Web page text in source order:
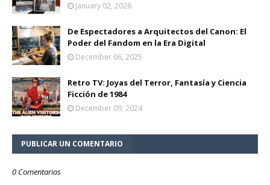
January 02, 2026
De Espectadores a Arquitectos del Canon: El
Poder del Fandom en la Era Digital
December 06, 2025
Retro TV: Joyas del Terror, Fantasía y Ciencia
Ficción de 1984
December 09, 2024
PUBLICAR UN COMENTARIO
0 Comentarios